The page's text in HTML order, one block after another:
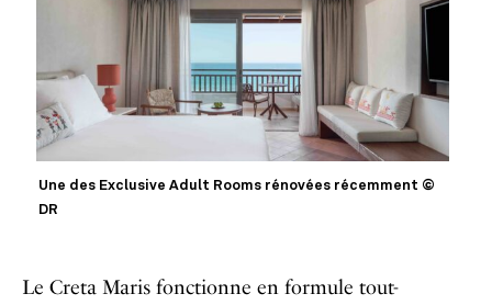
Une des Exclusive Adult Rooms rénovées récemment ©
DR
Le Creta Maris fonctionne en formule tout-